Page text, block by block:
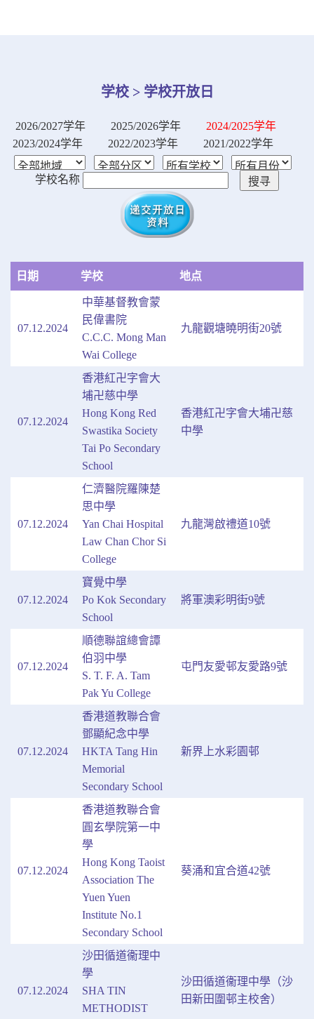
学校 > 学校开放日
2026/2027学年 2025/2026学年
2024/2025学年
2023/2024学年
2022/2023学年 2021/2022学年
学校名称
日期 学校 地点
07.12.2024
中華基督教會蒙
民偉書院
C.C.C. Mong Man
Wai College
九龍觀塘曉明街20號
07.12.2024
香港紅卍字會大
埔卍慈中學
Hong Kong Red
Swastika Society
Tai Po Secondary
School
香港紅卍字會大埔卍慈
中學
07.12.2024
仁濟醫院羅陳楚
思中學
Yan Chai Hospital
Law Chan Chor Si
College
九龍灣啟禮道10號
07.12.2024
寶覺中學
Po Kok Secondary
School
將軍澳彩明街9號
07.12.2024
順德聯誼總會譚
伯羽中學
S. T. F. A. Tam
Pak Yu College
屯門友愛邨友愛路9號
07.12.2024
香港道教聯合會
鄧顯紀念中學
HKTA Tang Hin
Memorial
Secondary School
新界上水彩園邨
07.12.2024
香港道教聯合會
圓玄學院第一中
學
Hong Kong Taoist
Association The
Yuen Yuen
Institute No.1
Secondary School
葵涌和宜合道42號
07.12.2024
沙田循道衞理中
學
SHA TIN
METHODIST
沙田循道衞理中學（沙
田新田圍邨主校舍）